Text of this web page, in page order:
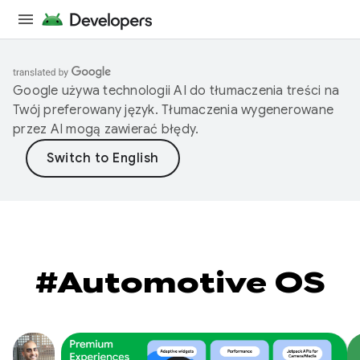
Google używa technologii AI do tłumaczenia treści na
Twój preferowany język. Tłumaczenia wygenerowane
przez AI mogą zawierać błędy.
#Automotive OS